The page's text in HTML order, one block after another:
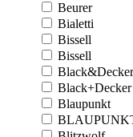
Beurer
Bialetti
Bissell
Bissell
Black&Decker
Black+Decker
Blaupunkt